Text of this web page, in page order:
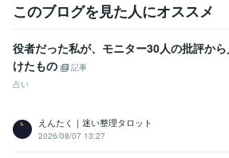
このブログを見た人にオススメ
役者だった私が、モニター30人の批評か
けたもの
記事
占い
えんたく｜迷い整理タロット
2026/08/07 13:27